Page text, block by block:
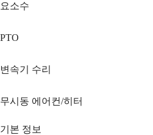
요소수
PTO
변속기 수리
무시동 에어컨/히터
기본 정보